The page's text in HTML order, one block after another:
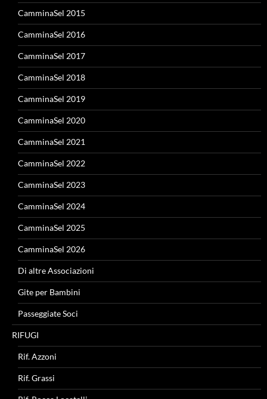
CamminaSel 2015
CamminaSel 2016
CamminaSel 2017
CamminaSel 2018
CamminaSel 2019
CamminaSel 2020
CamminaSel 2021
CamminaSel 2022
CamminaSel 2023
CamminaSel 2024
CamminaSel 2025
CamminaSel 2026
Di altre Associazioni
Gite per Bambini
Passeggiate Soci
RIFUGI
Rif. Azzoni
Rif. Grassi